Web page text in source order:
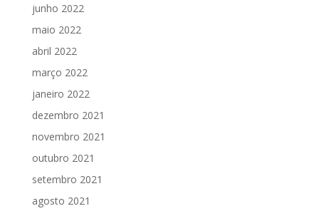
junho 2022
maio 2022
abril 2022
março 2022
janeiro 2022
dezembro 2021
novembro 2021
outubro 2021
setembro 2021
agosto 2021